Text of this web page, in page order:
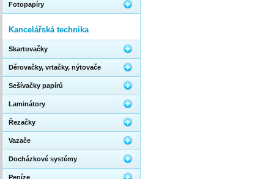
Fotopapíry
Kancelářská technika
Skartovačky
Děrovačky, vrtačky, nýtovače
Sešívačky papírů
Laminátory
Řezačky
Vazače
Docházkové systémy
Peníze